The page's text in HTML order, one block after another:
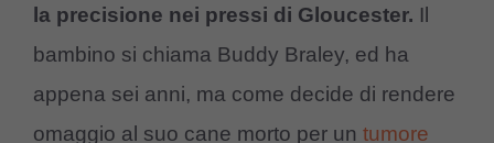
la precisione nei pressi di Gloucester. Il
bambino si chiama Buddy Braley, ed ha
appena sei anni, ma come decide di rendere
omaggio al suo cane morto per un tumore